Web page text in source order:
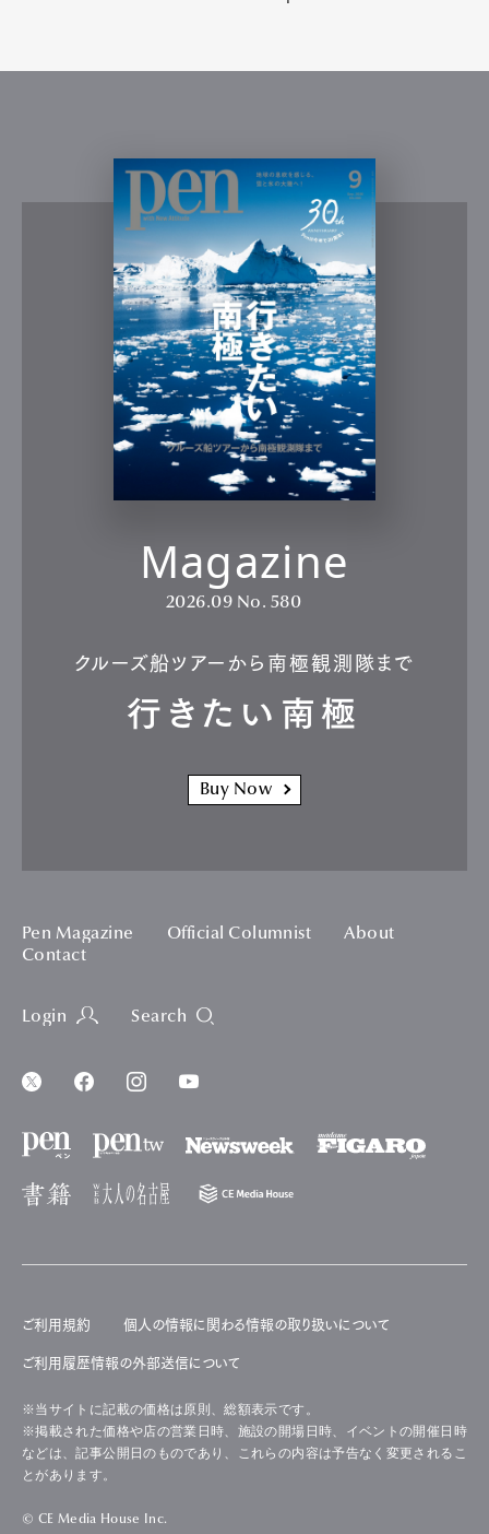
Magazine
2026.09 No. 580
クルーズ船ツアーから南極観測隊まで
行きたい南極
Buy Now
Pen Magazine Official Columnist
About
Contact
Login Search
ご利用規約 個人の情報に関わる情報の取り扱いについて
ご利用履歴情報の外部送信について
※当サイトに記載の価格は原則、総額表示です。
※掲載された価格や店の営業日時、施設の開場日時、イベントの開催日時
などは、記事公開日のものであり、これらの内容は予告なく変更されるこ
とがあります。
© CE Media House Inc.